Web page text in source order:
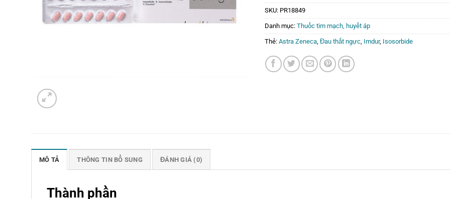
SKU: PR18849
Danh mục: Thuốc tim mạch, huyết áp
Thẻ: Astra Zeneca, Đau thắt ngực, Imdur, Isosorbide
MÔ TẢ THÔNG TIN BỔ SUNG ĐÁNH GIÁ (0)
Thành phần